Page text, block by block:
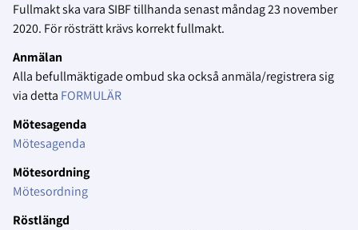
Fullmakt ska vara SIBF tillhanda senast måndag 23 november
2020. För rösträtt krävs korrekt fullmakt.
Anmälan
Alla befullmäktigade ombud ska också anmäla/registrera sig
via detta FORMULÄR
Mötesagenda
Mötesagenda
Mötesordning
Mötesordning
Röstlängd